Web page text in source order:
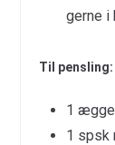
gerne i
Til pensling:
1
1 spsk